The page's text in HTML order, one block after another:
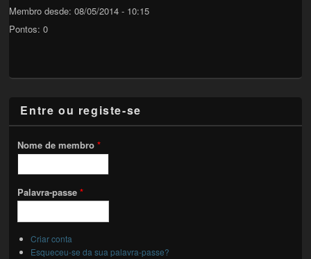
Membro desde: 08/05/2014 - 10:15
Pontos: 0
Entre ou registe-se
Nome de membro*
Palavra-passe*
Criar conta
Esqueceu-se da sua palavra-passe?